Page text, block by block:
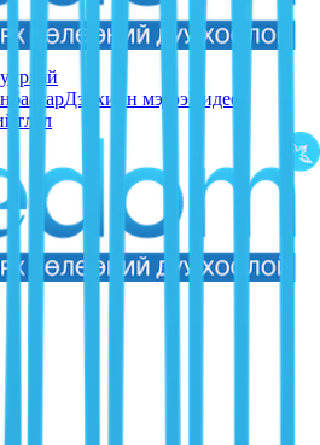
Дэлхийн мэдээВидео